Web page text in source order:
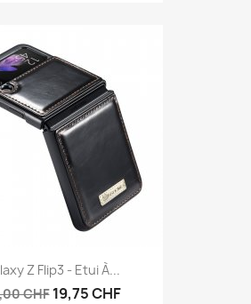
Z Flip3 - Etui À...
CHF 19,75 CHF